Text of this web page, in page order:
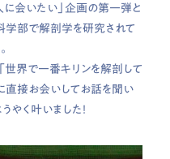
に会いたい」企画の第一弾と
学部で解剖学を研究されて
世界で一番キリンを解剖して
直接お会いしてお話を聞い
やく叶いました！